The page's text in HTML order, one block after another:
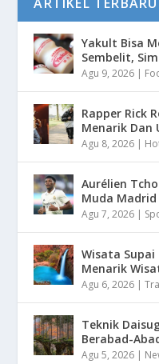
Yakult Bisa
Sembelit,
Agu 9, 2026 |
Rapper Rick
Menarik Dan
Agu 8, 2026 |
Aurélien
Muda Madrid
Agu 7, 2026 |
Wisata
Menarik
Agu 6, 2026 |
Teknik
Berabad-
Agu 5, 2026 |